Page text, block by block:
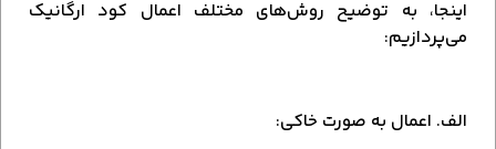
اینجا، به توضیح روش‌های مختلف اعمال کود ارگانیک
می‌پردازیم:
الف. اعمال به صورت خاکی: